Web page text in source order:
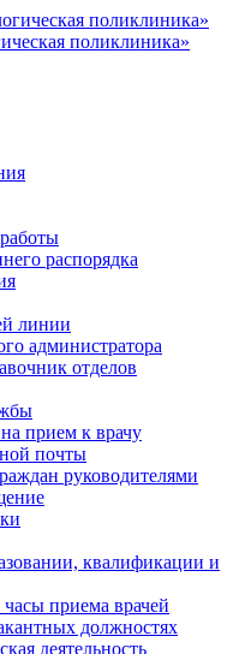
поликлиника»
распорядка
линии
администратора
отделов
прием к врачу
почты
руководителями
квалификации и
приема врачей
должностях
деятельность